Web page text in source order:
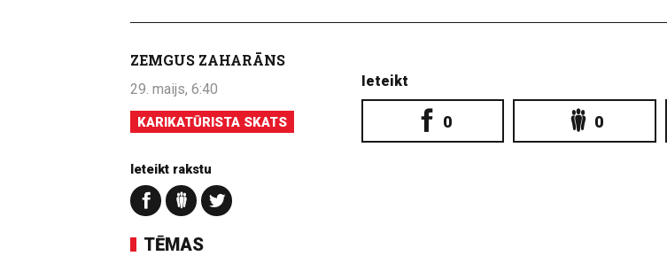
ZEMGUS ZAHARĀNS
29. maijs, 6:40
KARIKATŪRISTA SKATS
Ieteikt rakstu
TĒMAS
Ieteikt
0 0